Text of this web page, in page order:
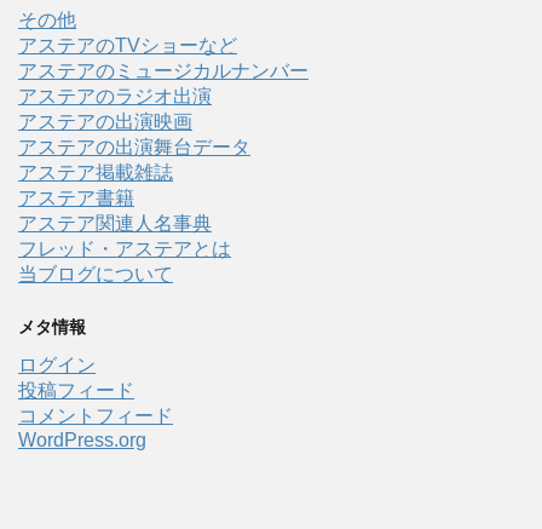
その他
アステアのTVショーなど
アステアのミュージカルナンバー
アステアのラジオ出演
アステアの出演映画
アステアの出演舞台データ
アステア掲載雑誌
アステア書籍
アステア関連人名事典
フレッド・アステアとは
当ブログについて
メタ情報
ログイン
投稿フィード
コメントフィード
WordPress.org